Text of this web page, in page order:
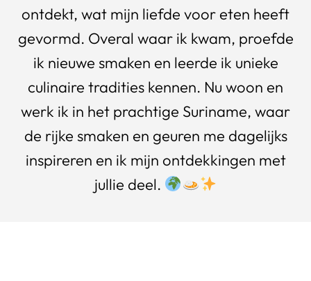
ontdekt, wat mijn liefde voor eten heeft
gevormd. Overal waar ik kwam, proefde
ik nieuwe smaken en leerde ik unieke
culinaire tradities kennen. Nu woon en
werk ik in het prachtige Suriname, waar
de rijke smaken en geuren me dagelijks
inspireren en ik mijn ontdekkingen met
jullie deel.